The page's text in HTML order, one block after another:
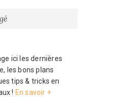
ici les dernières
les bons plans
tips & tricks en
! En savoir +